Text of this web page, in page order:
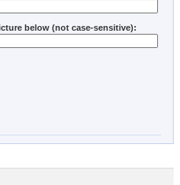
below (not case-sensitive):